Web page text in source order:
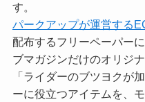
す。
パークアップが運営する
配布するフリーペーパー
ブマガジンだけのオリジ
「ライダーのブツヨクが
ーに役立つアイテムを、